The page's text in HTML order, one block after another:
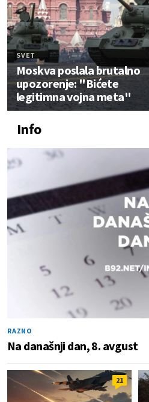
SVET
Moskva poslala brutalno
upozorenje: "Bićete
legitimna vojna meta"
Info
RAZNO
Na današnji dan, 8. avgust
21